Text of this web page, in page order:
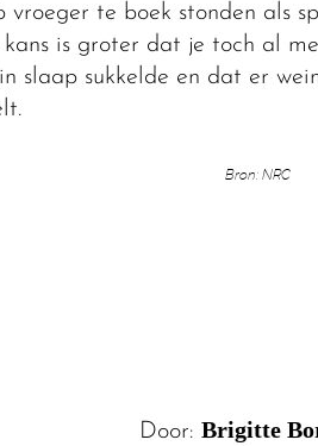
vroeger te boek stonden als
kans is groter dat je toch al
slaap sukkelde en dat er
Bron: NRC
Door: Brigitte